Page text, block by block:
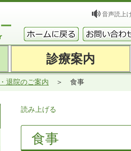
音声読上
診療案内
退院のご案内 食事
読み上げる
食事